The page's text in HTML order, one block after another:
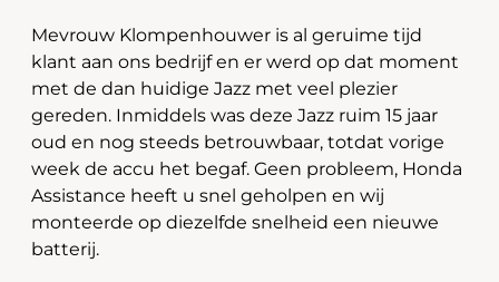
Mevrouw Klompenhouwer is al geruime tijd
klant aan ons bedrijf en er werd op dat moment
met de dan huidige Jazz met veel plezier
gereden. Inmiddels was deze Jazz ruim 15 jaar
oud en nog steeds betrouwbaar, totdat vorige
week de accu het begaf. Geen probleem, Honda
Assistance heeft u snel geholpen en wij
monteerde op diezelfde snelheid een nieuwe
batterij.